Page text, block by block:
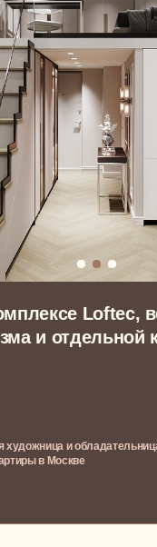
комнатой для
первой